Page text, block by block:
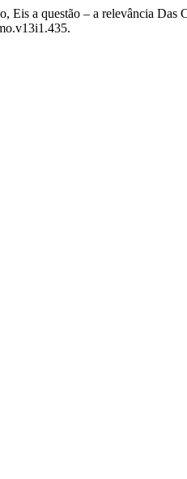
Eis a questão – a relevância